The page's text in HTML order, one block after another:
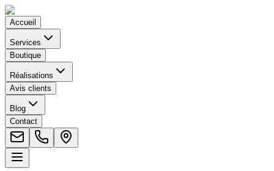
Accueil
Services
Boutique
Réalisations
Avis clients
Blog
Contact